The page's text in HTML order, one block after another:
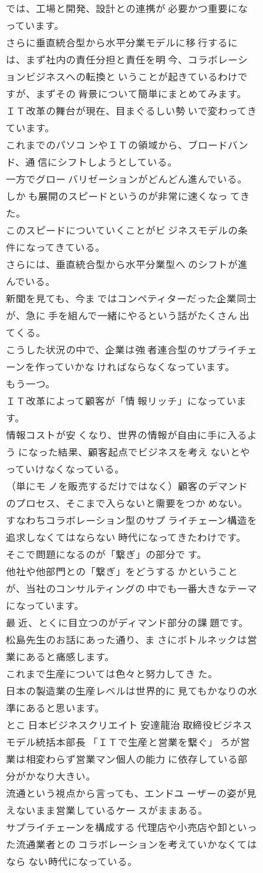
では、工場と開発、設計との連携が 必要かつ重要にな
っています。
さらに垂直統合型から水平分業モデルに移 行するに
は、まず社内の責任分担と責任を明 今、コラボレーシ
ョンビジネスへの転換と いうことが起きているわけで
すが、まずその 背景について簡単にまとめてみます。
ＩＴ改革の舞台が現在、目まぐるしい勢 いで変わってき
ています。
これまでのパソコ ンやＩＴの領域から、ブロードバン
ド、通 信にシフトしようとしている。
一方でグロー バリゼーションがどんどん進んでいる。
しか も展開のスピードというのが非常に速くなっ てき
た。
このスピードについていくことがビ ジネスモデルの条
件になってきている。
さらには、垂直統合型から水平分業型へ のシフトが進
んでいる。
新聞を見ても、今ま ではコンペティターだった企業同士
が、急に 手を組んで一緒にやるという話がたくさん 出
てくる。
こうした状況の中で、企業は強 者連合型のサプライチェ
ーンを作っていかな ければならなくなっています。
もう一つ。
ＩＴ改革によって顧客が「情 報リッチ」になっていま
す。
情報コストが安 くなり、世界の情報が自由に手に入るよ
う になった結果、顧客起点でビジネスを考え ないとや
っていけなくなっている。
（単にモ ノを販売するだけではなく）顧客のデマンド
のプロセス、そこまで入らないと需要をつか めない。
すなわちコラボレーション型のサプ ライチェーン構造を
追求しなくてはならない 時代になってきたわけです。
そこで問題になるのが「繋ぎ」の部分で す。
他社や他部門との「繋ぎ」をどうする かということ
が、当社のコンサルティングの 中でも一番大きなテーマ
になっています。
最 近、とくに目立つのがディマンド部分の課 題です。
松島先生のお話にあった通り、ま さにボトルネックは営
業にあると痛感します。
これまで生産については色々と努力してき た。
日本の製造業の生産レベルは世界的に 見てもかなりの水
準にあると思います。
とこ 日本ビジネスクリエイト 安達龍治 取締役ビジネス
モデル統括本部長 「ＩＴで生産と営業を繋ぐ」 ろが営
業は相変わらず営業マン個人の能力 に依存している部
分がかなり大きい。
流通という視点から言っても、エンドユ ーザーの姿が見
えないまま営業しているケー スがままある。
サプライチェーンを構成する 代理店や小売店や卸といっ
た流通業者との コラボレーションを考えていかなくては
なら ない時代になっている。